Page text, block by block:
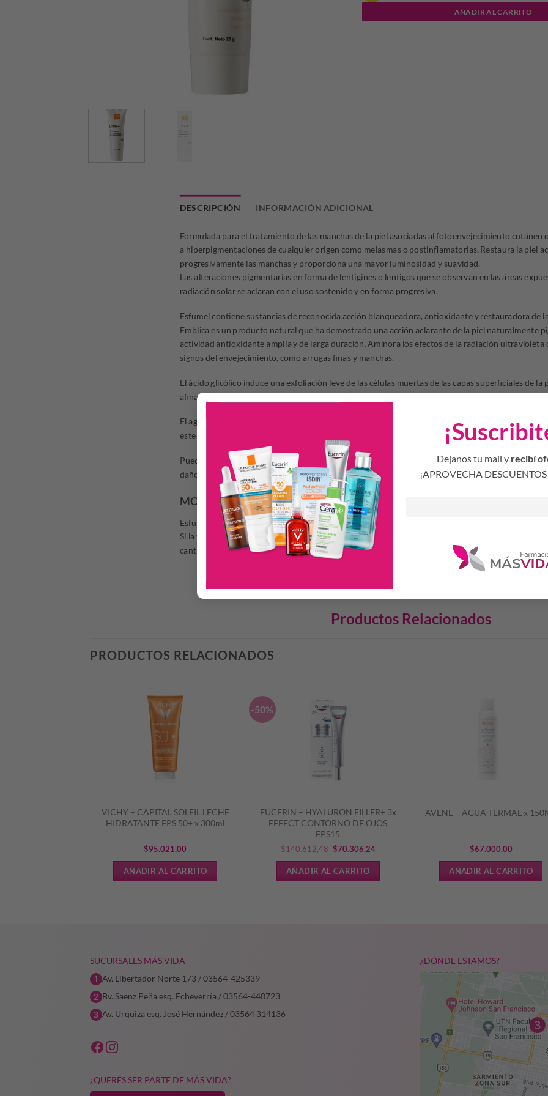
Dejanos tu mail y recibí
¡APROVECHA
AÑADIR AL CARRITO
DESCRIPCIÓN INFORMACIÓN ADICIONAL
Formulada para el tratamiento de las manchas de la piel asociadas al fotoenvejecimiento cutáneo o
a hiperpigmentaciones de cualquier origen como melasmas o postinflamatorias. Restaura la piel
progresivamente las manchas y proporciona una mayor luminosidad y suavidad.
Las alteraciones pigmentarias en forma de lentigines o lentigos que se observan en las áreas
radiación solar se aclaran con el uso sostenido y en forma progresiva.
Esfumel contiene sustancias de reconocida acción blanqueadora, antioxidante y restauradora de
Emblica es un producto natural que ha demostrado una acción aclarante de la piel naturalmente
actividad antioxidante amplia y de larga duración. Aminora los efectos de la radiación ultravioleta
signos del envejecimiento, como arrugas finas y manchas.
El ácido glicólico induce una exfoliación leve de las células muertas de las capas superficiales de la
afinamiento y suavidad de la misma además de sumar sus efectos aclarantes a los específicos
El agregado de filtros solares para radiación ultravioleta B y A garantiza la fotoprotección
este tipo de tratamientos.
Puede ser utilizado aún de día gracias a su contenido de filtros solares, sus propiedades
daños ocasionados por la radiación ultravioleta.
MODO DE USO ESFUMEL CREMA
Esfumel debe ser aplicado dos veces por día. Comenzando con una aplicación nocturna.
Si la tolerancia es buena después de dos semanas puede aplicarse por la mañana y por la noche.
cantidad en el área a tratar y extenderla con un masaje suave hasta su evanescencia.
Productos Relacionados
PRODUCTOS RELACIONADOS
VICHY – CAPITAL SOLEIL LECHE
HIDRATANTE FPS 50+ x 300ml
$95.021,00
AÑADIR AL CARRITO
-50%
EUCERIN – HYALURON FILLER+ 3x
EFFECT CONTORNO DE OJOS
FPS15
$140.612,48 El
precio
$70.306,24El
precio
AÑADIR AL CARRITO
AVENE – AGUA TERMAL x
$67.000,00
AÑADIR AL CARRITO
SUCURSALES MÁS VIDA
Av. Libertador Norte 173 / 03564-425339
Bv. Saenz Peña esq. Echeverría / 03564-440723
Av. Urquiza esq. José Hernández / 03564 314136
¿QUERÉS SER PARTE DE MÁS VIDA?
¿DÓNDE ESTAMOS?